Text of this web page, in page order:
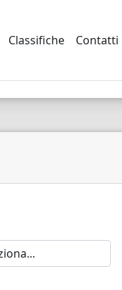
Classifiche Contatti